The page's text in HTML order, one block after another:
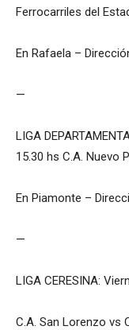
Ferrocarriles del
En Rafaela –
—
LIGA
15.30 hs C.A. Nuevo
En Piamonte –
—
LIGA CERESINA:
C.A. San Lorenzo vs